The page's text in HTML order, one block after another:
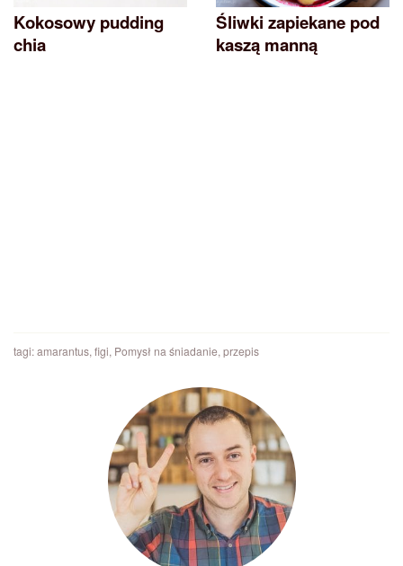
Kokosowy pudding
chia
Śliwki zapiekane pod
kaszą manną
tagi:amarantus, figi, Pomysł na śniadanie, przepis